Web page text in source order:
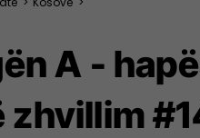
A -
zhvillim